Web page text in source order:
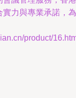
實力與專業承諾，為
product/